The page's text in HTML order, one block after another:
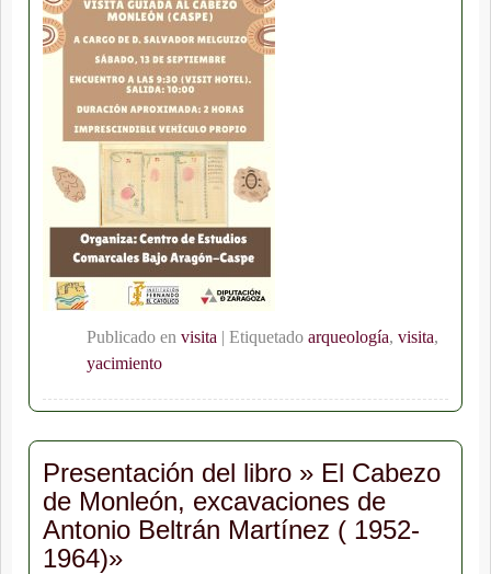
Publicado en visita | Etiquetado arqueología, visita,
yacimiento
Presentación del libro » El Cabezo
de Monleón, excavaciones de
Antonio Beltrán Martínez ( 1952-
1964)»